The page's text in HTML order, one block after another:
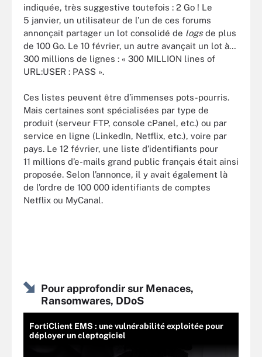
indiquée, très suggestive toutefois : 2 Go ! Le
5 janvier, un utilisateur de l’un de ces forums
annonçait partager un lot consolidé de logsde plus
de 100 Go. Le 10 février, un autre avançait un lot à…
300 millions de lignes : « 300 MILLION lines of
URL:USER : PASS ».
Ces listes peuvent être d’immenses pots-pourris.
Mais certaines sont spécialisées par type de
produit (serveur FTP, console cPanel, etc.) ou par
service en ligne (LinkedIn, Netflix, etc.), voire par
pays. Le 12 février, une liste d’identifiants pour
11 millions d’e-mails grand public français était ainsi
proposée. Selon l’annonce, il y avait également là
de l’ordre de 100 000 identifiants de comptes
Netflix ou MyCanal.
Pour approfondir sur Menaces,
Ransomwares, DDoS
FortiClient EMS : une vulnérabilité exploitée pour
déployer un cleptogiciel